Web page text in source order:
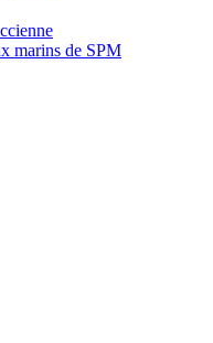
marins de SPM